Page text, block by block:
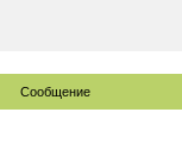
Сообщение